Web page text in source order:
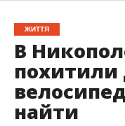
ЖИТТЯ
В
похитили
найти